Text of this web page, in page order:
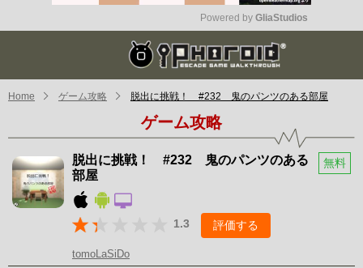
Mute
Powered by GliaStudios
Home ゲーム攻略 脱出に挑戦！ #232 鬼のパンツのある部屋
ゲーム攻略
脱出に挑戦！ #232 鬼のパンツのある
部屋
無料
1.3 評価する
tomoLaSiDo